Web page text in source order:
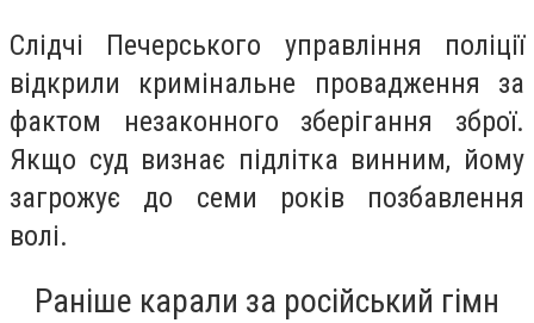
Слідчі Печерського управління поліції
відкрили кримінальне провадження за
фактом незаконного зберігання зброї.
Якщо суд визнає підлітка винним, йому
загрожує до семи років позбавлення
волі.
Раніше карали за російський гімн